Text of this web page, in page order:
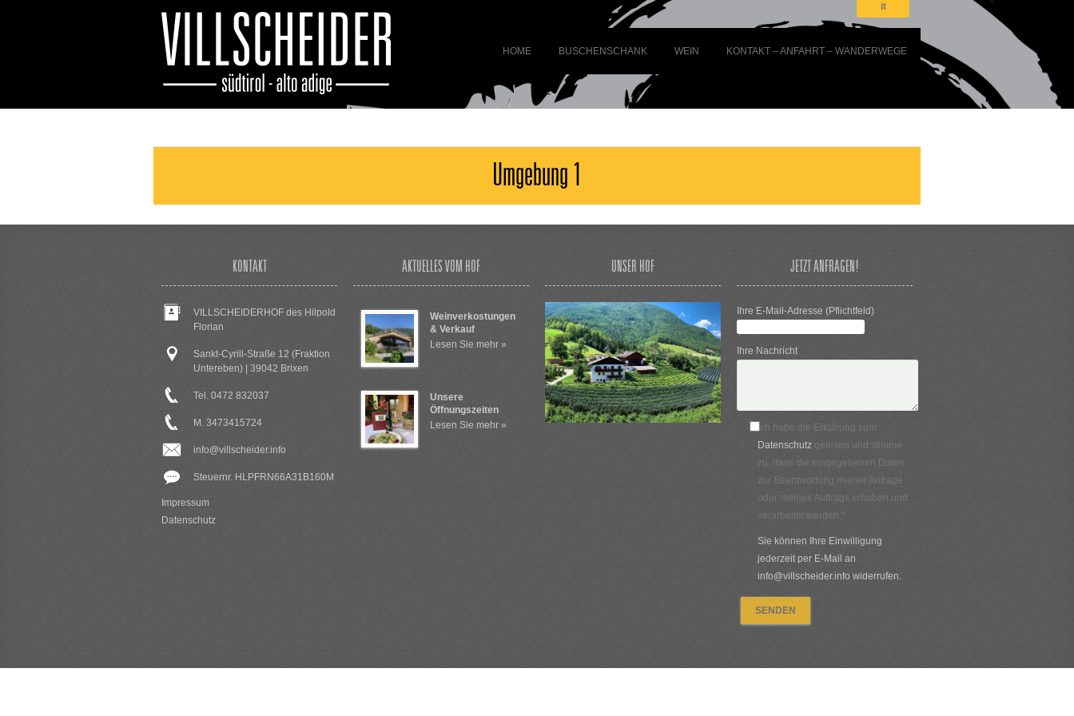
it
HOME BUSCHENSCHANK WEIN KONTAKT – ANFAHRT – WANDERWEGE
Umgebung 1
KONTAKT
VILLSCHEIDERHOF des Hilpold
Florian
Sankt-Cyrill-Straße 12 (Fraktion
Untereben) | 39042 Brixen
Tel. 0472 832037
M. 3473415724
info@villscheider.info
Steuernr. HLPFRN66A31B160M
Impressum
Datenschutz
AKTUELLES VOM HOF
Weinverkostungen
& Verkauf
Lesen Sie mehr »
Unsere
Öffnungszeiten
Lesen Sie mehr »
UNSER HOF JETZT ANFRAGEN!
Ihre E-Mail-Adresse (Pflichtfeld)
Ihre Nachricht
Ich habe die Erklärung zum
Datenschutz gelesen und stimme
zu, dass die eingegebenen Daten
zur Beantwortung meiner Anfrage
oder meines Auftrags erhoben und
verarbeitet werden.*
Sie können Ihre Einwilligung
jederzeit per E-Mail an
info@villscheider.info widerrufen.